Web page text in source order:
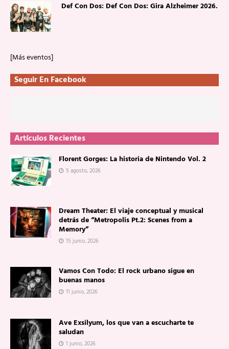
Def Con Dos: Def Con Dos: Gira Alzheimer 2026.
[Más eventos]
Seguir En Facebook
Artículos Recientes
Florent Gorges: La historia de Nintendo Vol. 2
5 agosto, 2026
Dream Theater: El viaje conceptual y musical
detrás de “Metropolis Pt.2: Scenes from a
Memory”
15 junio, 2026
Vamos Con Todo: El rock urbano sigue en
buenas manos
11 junio, 2026
Ave Exsilyum, los que van a escucharte te
saludan
1 junio, 2026